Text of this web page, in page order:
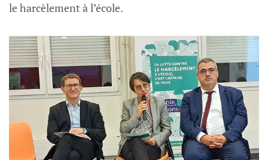
le harcèlement à l’école.